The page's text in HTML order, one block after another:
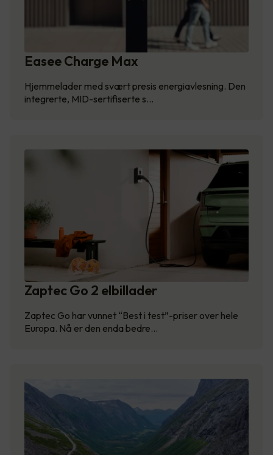
Easee Charge Max
Hjemmelader med svært presis energiavlesning. Den
integrerte, MID-sertifiserte s…
Zaptec Go 2 elbillader
Zaptec Go har vunnet “Best i test”-priser over hele
Europa. Nå er den enda bedre…